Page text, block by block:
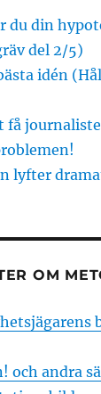
du din
del 2/5)
idén
få
lyfter
OM
och andra